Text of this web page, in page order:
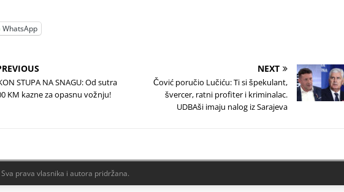
WhatsApp
STUPA NA SNAGU: Od sutra
KM kazne za opasnu vožnju!
NEXT
Čović poručio Lučiću: Ti si špekulant,
švercer, ratni profiter i kriminalac.
UDBAši imaju nalog iz Sarajeva
prava vlasnika i autora pridržana.